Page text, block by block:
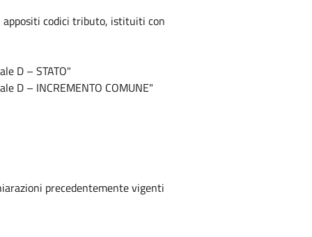
appositi codici tributo, istituiti con
D – STATO"
D – INCREMENTO COMUNE"
precedentemente vigenti